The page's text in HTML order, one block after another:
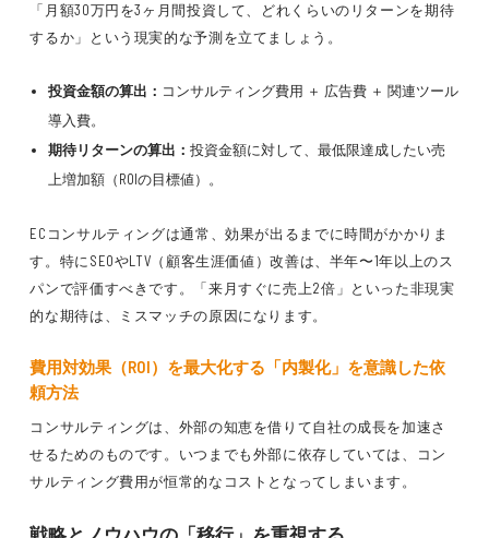
「月額30万円を3ヶ月間投資して、どれくらいのリターンを期待
するか」という現実的な予測を立てましょう。
投資金額の算出： コンサルティング費用 ＋ 広告費 ＋ 関連ツール
導入費。
期待リターンの算出： 投資金額に対して、最低限達成したい売
上増加額（ROIの目標値）。
ECコンサルティングは通常、効果が出るまでに時間がかかりま
す。特にSEOやLTV（顧客生涯価値）改善は、半年〜1年以上のス
パンで評価すべきです。「来月すぐに売上2倍」といった非現実
的な期待は、ミスマッチの原因になります。
費用対効果（ROI）を最大化する「内製化」を意識した依
頼方法
コンサルティングは、外部の知恵を借りて自社の成長を加速さ
せるためのものです。いつまでも外部に依存していては、コン
サルティング費用が恒常的なコストとなってしまいます。
戦略とノウハウの「移行」を重視する